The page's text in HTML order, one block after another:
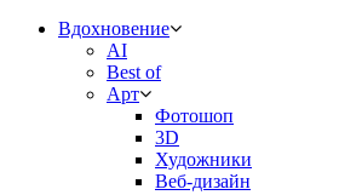
Вдохновение
AI
Best of
Арт
Фотошоп
3D
Художники
Веб-дизайн